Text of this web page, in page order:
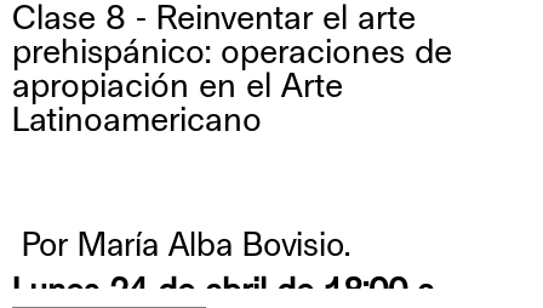
Clase 8 - Reinventar el arte
prehispánico: operaciones de
apropiación en el Arte
Latinoamericano
Por María Alba Bovisio.
Lunes 24 de abril de 18:00 a